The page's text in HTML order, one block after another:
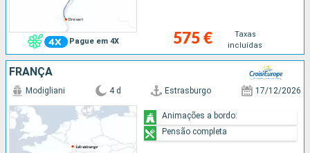
Pague em 4X 575 €
Taxas
incluídas
FRANÇA
Modigliani 4 d Estrasburgo 17/12/2026
Animações a bordo:
Pensão completa